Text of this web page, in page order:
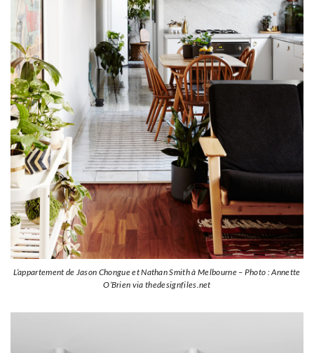
L’appartement de Jason Chongue et Nathan Smith à Melbourne – Photo : Annette
O’Brien via thedesignfiles.net